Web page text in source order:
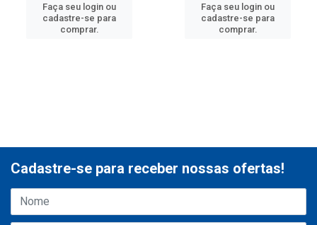
Faça seu login ou
cadastre-se para
comprar.
Faça seu login ou
cadastre-se para
comprar.
Cadastre-se para receber nossas ofertas!